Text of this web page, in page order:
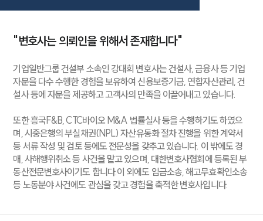
"변호사는 의뢰인을 위해서 존재합니다"
기업일반그룹 건설부 소속인 강대희 변호사는 건설사, 금융사 등 기업
자문을 다수 수행한 경험을 보유하여 신용보증기금, 연합자산관리, 건
설사 등에 자문을 제공하고 고객사의 만족을 이끌어내고 있습니다.
또한 흥국F&B, CTC바이오 M&A 법률실사 등을 수행하기도 하였으
며, 시중은행의 부실채권(NPL) 자산유동화 절차 진행을 위한 계약서
등 서류 작성 및 검토 등에도 전문성을 갖추고 있습니다. 이 밖에도 경
매, 사해행위취소 등 사건을 맡고 있으며, 대한변호사협회에 등록된 부
동산전문변호사이기도 합니다.이 외에도 임금소송, 해고무효확인소송
등 노동분야 사건에도 관심을 갖고 경험을 축적한 변호사입니다.